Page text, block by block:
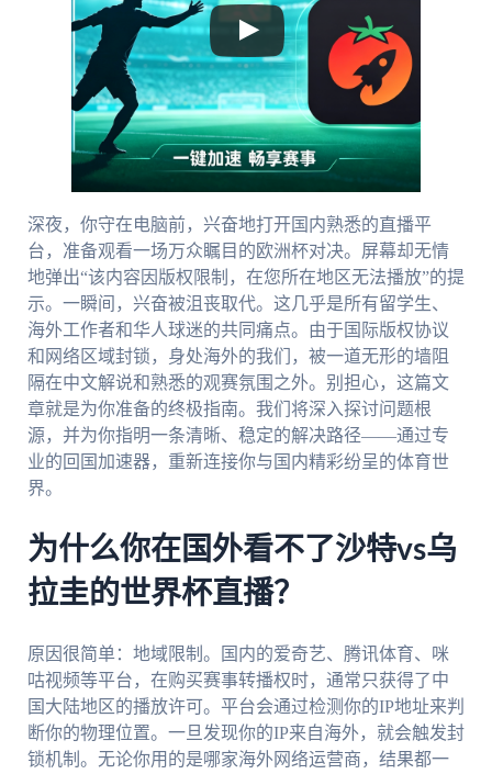
深夜，你守在电脑前，兴奋地打开国内熟悉的直播平
台，准备观看一场万众瞩目的欧洲杯对决。屏幕却无情
地弹出“该内容因版权限制，在您所在地区无法播放”的提
示。一瞬间，兴奋被沮丧取代。这几乎是所有留学生、
海外工作者和华人球迷的共同痛点。由于国际版权协议
和网络区域封锁，身处海外的我们，被一道无形的墙阻
隔在中文解说和熟悉的观赛氛围之外。别担心，这篇文
章就是为你准备的终极指南。我们将深入探讨问题根
源，并为你指明一条清晰、稳定的解决路径——通过专
业的回国加速器，重新连接你与国内精彩纷呈的体育世
界。
为什么你在国外看不了沙特vs乌
拉圭的世界杯直播？
原因很简单：地域限制。国内的爱奇艺、腾讯体育、咪
咕视频等平台，在购买赛事转播权时，通常只获得了中
国大陆地区的播放许可。平台会通过检测你的IP地址来判
断你的物理位置。一旦发现你的IP来自海外，就会触发封
锁机制。无论你用的是哪家海外网络运营商，结果都一